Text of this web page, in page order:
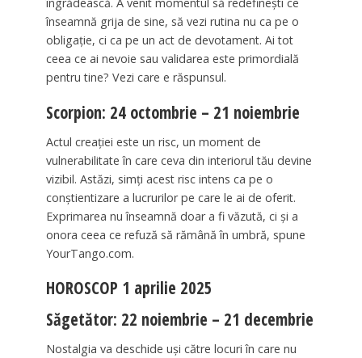
înseamnă grija de sine, să vezi rutina nu ca pe o
obligație, ci ca pe un act de devotament. Ai tot
ceea ce ai nevoie sau validarea este primordială
pentru tine? Vezi care e răspunsul.
Scorpion: 24 octombrie – 21 noiembrie
Actul creației este un risc, un moment de
vulnerabilitate în care ceva din interiorul tău devine
vizibil. Astăzi, simți acest risc intens ca pe o
conștientizare a lucrurilor pe care le ai de oferit.
Exprimarea nu înseamnă doar a fi văzută, ci și a
onora ceea ce refuză să rămână în umbră, spune
YourTango.com.
HOROSCOP 1 aprilie 2025
Săgetător: 22 noiembrie – 21 decembrie
Nostalgia va deschide uși către locuri în care nu